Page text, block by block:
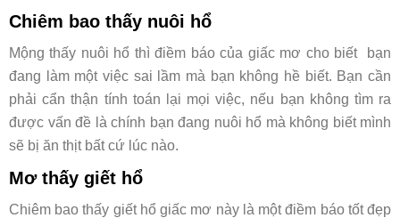
Chiêm bao thấy nuôi hổ
Mộng thấy nuôi hổ thì điềm báo của giấc mơ cho biết bạn
đang làm một việc sai lầm mà bạn không hề biết. Bạn cần
phải cẩn thận tính toán lại mọi việc, nếu bạn không tìm ra
được vấn đề là chính bạn đang nuôi hổ mà không biết mình
sẽ bị ăn thịt bất cứ lúc nào.
Mơ thấy giết hổ
Chiêm bao thấy giết hổ giấc mơ này là một điềm báo tốt đẹp